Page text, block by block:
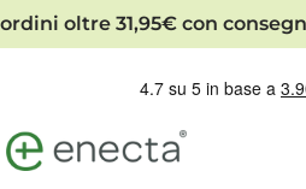
oltre 31,95€ con